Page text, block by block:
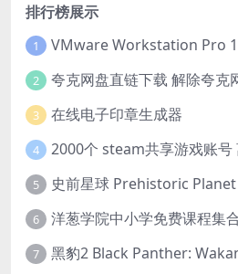
排行榜展示
1
2 夸克网盘直链下载 解除夸克
3 在线电子印章生成器
4 2000个 steam共享游戏账
5
6 洋葱学院中小学免费课程集
7